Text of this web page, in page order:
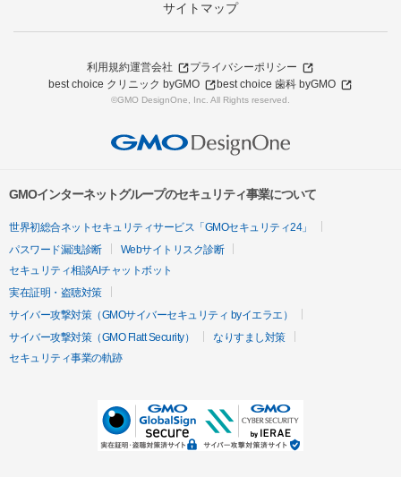
サイトマップ
利用規約運営会社
プライバシーポリシー
best choice クリニック byGMO
best choice 歯科 byGMO
©GMO DesignOne, Inc. All Rights reserved.
GMOインターネットグループのセキュリティ事業について
世界初総合ネットセキュリティサービス「GMOセキュリティ24」
パスワード漏洩診断
Webサイトリスク診断
セキュリティ相談AIチャットボット
実在証明・盗聴対策
サイバー攻撃対策（GMOサイバーセキュリティ byイエラエ）
サイバー攻撃対策（GMO Flatt Security）
なりすまし対策
セキュリティ事業の軌跡